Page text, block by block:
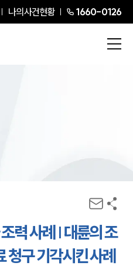
나의사건현황 1660-0126
력 사례 | 대륜의 조
청구 기각시킨 사례